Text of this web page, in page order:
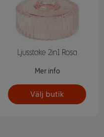
Ljusstake 2in1 Rosa
Mer info
Välj butik